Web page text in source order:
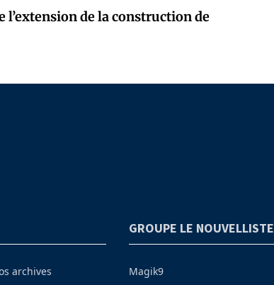
l’extension de la construction de
archives
GROUPE LE NOUVELLISTE
Magik9